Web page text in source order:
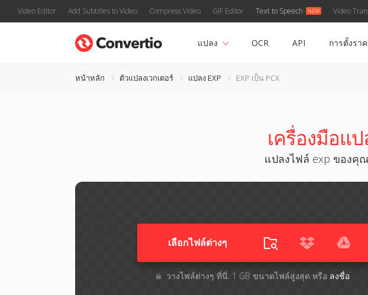
Video Editor Add Subtitles to Video Compress Video GIF Editor Text to Speech Video
แปลง OCR API การตั้งรา
หน้าหลัก ตัวแปลงเวกเตอร์ แปลง EXP EXP เป็น PCX
เครื่องมือแป
แปลงไฟล์ exp ของคุ
เลือกไฟล์ต่างๆ​
วางไฟล์ต่างๆ​ ที่นี่. 1 GB ขนาดไฟล์สูงสุด หรือ ลงชื่อ